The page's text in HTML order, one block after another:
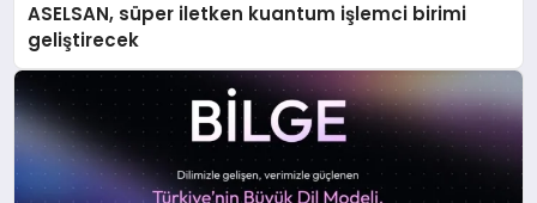
ASELSAN, süper iletken kuantum işlemci birimi
geliştirecek